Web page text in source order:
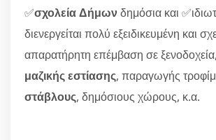
✅σχολεία Δήμωνδημόσια και
διενεργείται πολύ εξειδικευμένη και
απαρατήρητη επέμβαση σε
μαζικής εστίασης, παραγωγής
στάβλους, δημόσιους χώρους, κ.α.